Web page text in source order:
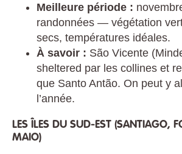
Meilleure période :
randonnées — végétation
secs, températures idéales.
À savoir : São Vicente
sheltered par les collines et
que Santo Antão. On peut y
l’année.
LES ÎLES DU SUD-EST (SANTIAGO,
MAIO)